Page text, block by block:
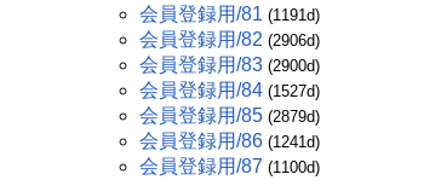
会員登録用/81 (1191d)
会員登録用/82 (2906d)
会員登録用/83 (2900d)
会員登録用/84 (1527d)
会員登録用/85 (2879d)
会員登録用/86 (1241d)
会員登録用/87 (1100d)